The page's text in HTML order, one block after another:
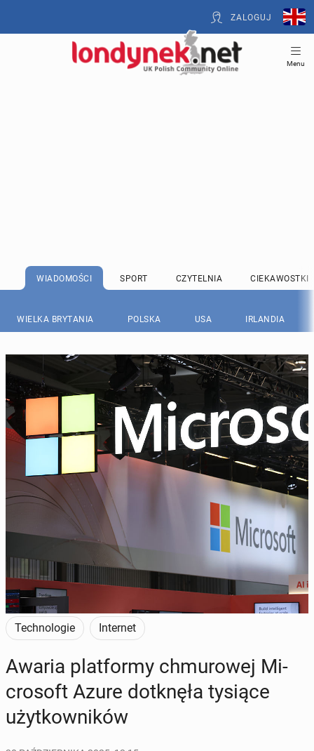
ZALOGUJ
Menu
WIADOMOŚCI SPORT CZYTELNIA CIEKAWOSTKI
WIELKA BRYTANIA POLSKA USA IRLANDIA
Microsoft z ok. 20-proc. udziałem w rynku jest drugim największym
na świecie dostawcą usług chmurowych - po Amazon Web Services.
(Fot. Getty Images)
Technologie Internet
Awaria plat­for­my chmu­ro­wej Mi­
cro­soft Azure do­tknę­ła tysiące
użyt­kow­ni­ków